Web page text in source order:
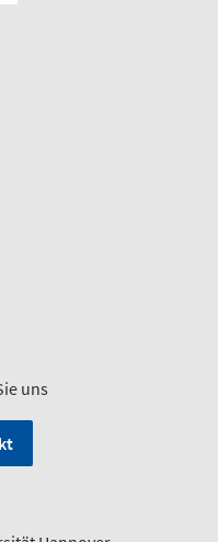
uns